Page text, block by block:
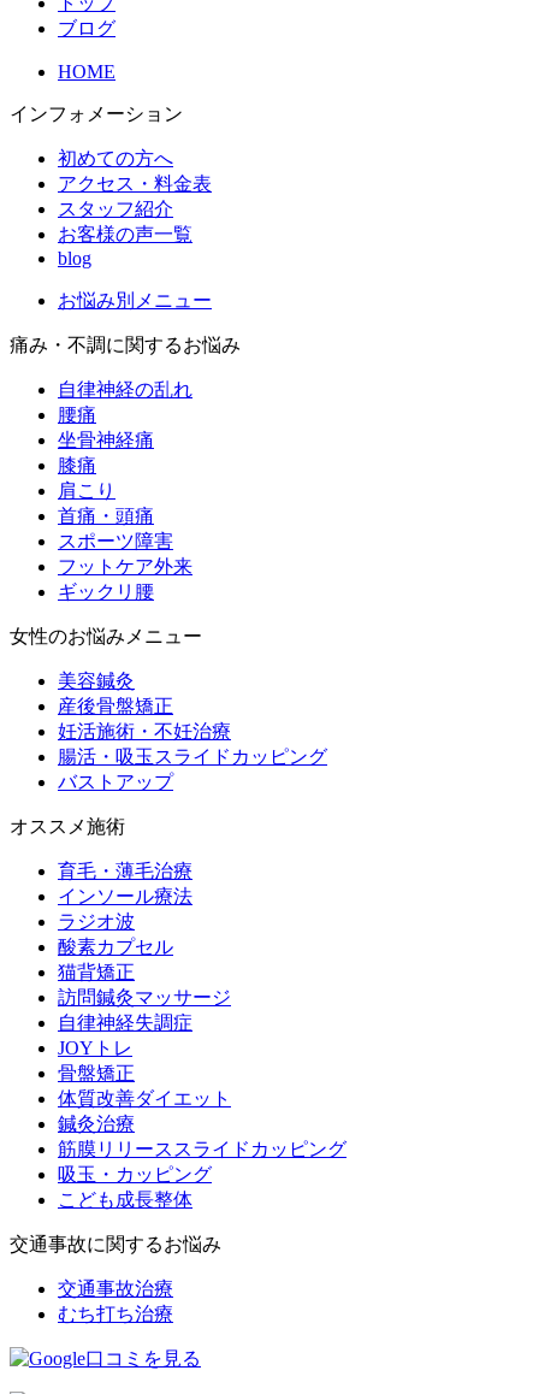
ブログ
HOME
インフォメーション
初めての方へ
アクセス・料金表
スタッフ紹介
お客様の声一覧
blog
お悩み別メニュー
痛み・不調に関するお悩み
自律神経の乱れ
腰痛
坐骨神経痛
膝痛
肩こり
首痛・頭痛
スポーツ障害
フットケア外来
ギックリ腰
女性のお悩みメニュー
美容鍼灸
産後骨盤矯正
妊活施術・不妊治療
腸活・吸玉スライドカッピング
バストアップ
オススメ施術
育毛・薄毛治療
インソール療法
ラジオ波
酸素カプセル
猫背矯正
訪問鍼灸マッサージ
自律神経失調症
JOYトレ
骨盤矯正
体質改善ダイエット
鍼灸治療
筋膜リリーススライドカッピング
吸玉・カッピング
こども成長整体
交通事故に関するお悩み
交通事故治療
むち打ち治療